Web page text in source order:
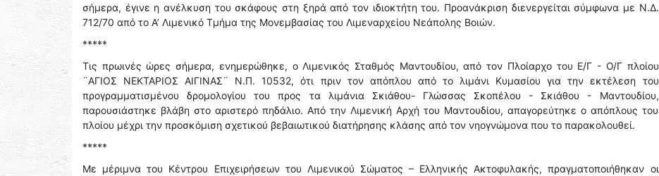
σήμερα, έγινε η ανέλκυση του σκάφους στη ξηρά από τον ιδιοκτήτη του. Προανάκριση διενεργείται σύμφωνα με Ν.Δ.
712/70 από το Α’ Λιμενικό Τμήμα της Μονεμβασίας του Λιμεναρχείου Νεάπολης Βοιών.
*****
Τις πρωινές ώρες σήμερα, ενημερώθηκε, ο Λιμενικός Σταθμός Μαντουδίου, από τον Πλοίαρχο του Ε/Γ - Ο/Γ πλοίου
¨ΑΓΙΟΣ ΝΕΚΤΑΡΙΟΣ ΑΙΓΙΝΑΣ¨ Ν.Π. 10532, ότι πριν τον απόπλου από το λιμάνι Κυμασίου για την εκτέλεση του
προγραμματισμένου δρομολογίου του προς τα λιμάνια Σκιάθου- Γλώσσας Σκοπέλου - Σκιάθου - Μαντουδίου,
παρουσιάστηκε βλάβη στο αριστερό πηδάλιο. Από την Λιμενική Αρχή του Μαντουδίου, απαγορεύτηκε ο απόπλους του
πλοίου μέχρι την προσκόμιση σχετικού βεβαιωτικού διατήρησης κλάσης από τον νηογνώμονα που το παρακολουθεί.
*****
Με μέριμνα του Κέντρου Επιχειρήσεων του Λιμενικού Σώματος – Ελληνικής Ακτοφυλακής, πραγματοποιήθηκαν οι